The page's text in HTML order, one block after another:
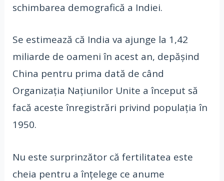
schimbarea demografică a Indiei.
Se estimează că India va ajunge la 1,42
miliarde de oameni în acest an, depășind
China pentru prima dată de când
Organizația Națiunilor Unite a început să
facă aceste înregistrări privind populația în
1950.
Nu este surprinzător că fertilitatea este
cheia pentru a înțelege ce anume